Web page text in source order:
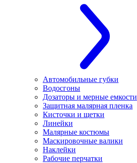
Автомобильные губки
Водосгоны
Дозаторы и мерные емкости
Защитная малярная пленка
Кисточки и щетки
Линейки
Малярные костюмы
Маскировочные валики
Наклейки
Рабочие перчатки